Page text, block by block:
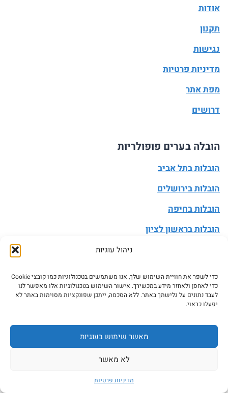
ניהול עוגיות
כדי לשפר את חוויית השימוש שלך, אנו משתמשים בטכנולוגיות כמו קובצי Cookie
כדי לאחסן ולאחזר מידע במכשירך. אישור השימוש בטכנולוגיות אלו מאפשר לנו
לעבד נתונים על גלישתך באתר. ללא הסכמה, ייתכן שפונקציות מסוימות באתר לא
יפעלו כראוי.
מאשר שימוש בעוגיות
לא מאשר
מדיניות פרטיות
אודות
תקנון
נגישות
מדיניות פרטיות
מפת אתר
דרושים
הובלה בערים פופולריות
הובלות בתל אביב
הובלות בירושלים
הובלות בחיפה
הובלות בראשון לציון
הובלה בערים פופולריות
הובלות ברמת גן
הובלות בחולון